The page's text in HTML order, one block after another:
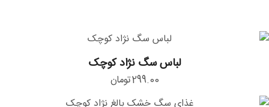
لباس
سگ
نژاد
لباس سگ نژاد کوچک
299.00تومان